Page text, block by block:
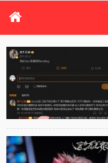
首页
电视剧
热周边